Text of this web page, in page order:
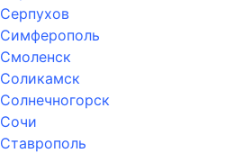
Серпухов
Симферополь
Смоленск
Соликамск
Солнечногорск
Сочи
Ставрополь